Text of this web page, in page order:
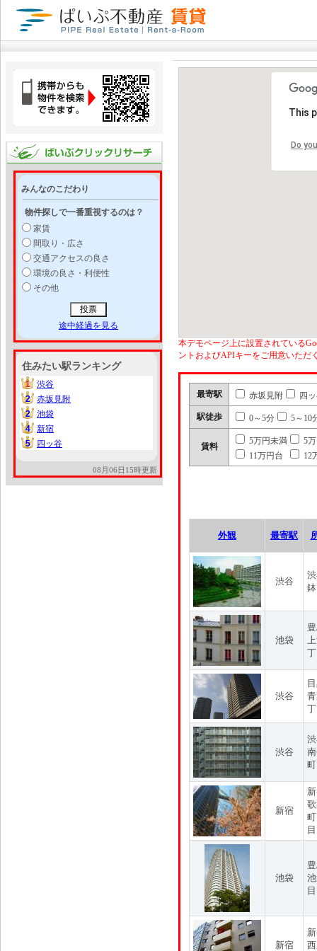
みんなのこだわり
物件探しで一番重視するのは？
家賃
間取り・広さ
交通アクセスの良さ
環境の良さ・利便性
その他
途中経過を見る
住みたい駅ランキング
1
1
渋谷
2
2
赤坂見附
2
2
池袋
4
4
新宿
5
5 四ッ谷
08月06日15時更新
This
Do
本デモページ上に設置されている
ントおよびAPIキーをご用意いただ
最寄駅 赤坂見附 四
駅徒歩 0～5分 5～10
賃料
5万円未満
5
11万円台
12
外観 最寄駅
渋谷
池袋
渋谷
渋谷
新宿
目
池袋
目
新宿